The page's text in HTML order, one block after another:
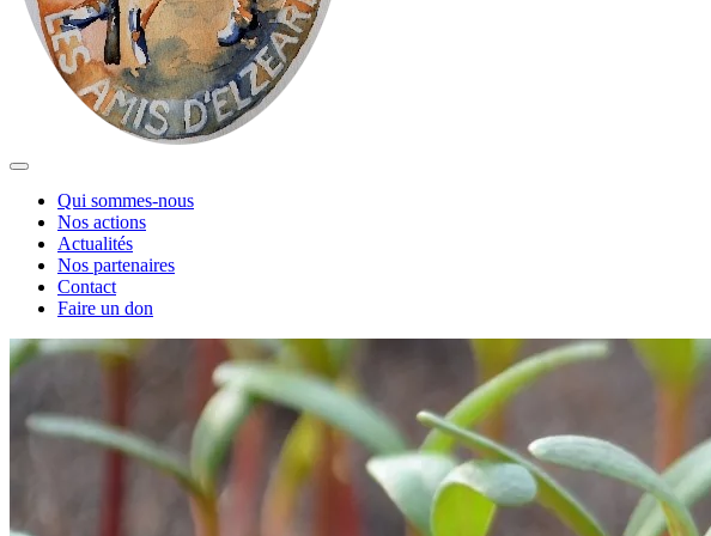
Qui sommes-nous
Nos actions
Actualités
Nos partenaires
Contact
Faire un don